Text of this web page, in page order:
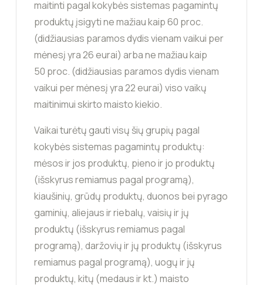
maitinti pagal kokybės sistemas pagamintų
produktų įsigyti ne mažiau kaip 60 proc.
(didžiausias paramos dydis vienam vaikui per
mėnesį yra 26 eurai) arba ne mažiau kaip
50 proc. (didžiausias paramos dydis vienam
vaikui per mėnesį yra 22 eurai) viso vaikų
maitinimui skirto maisto kiekio.
Vaikai turėtų gauti visų šių grupių pagal
kokybės sistemas pagamintų produktų:
mėsos ir jos produktų, pieno ir jo produktų
(išskyrus remiamus pagal programą),
kiaušinių, grūdų produktų, duonos bei pyrago
gaminių, aliejaus ir riebalų, vaisių ir jų
produktų (išskyrus remiamus pagal
programą), daržovių ir jų produktų (išskyrus
remiamus pagal programą), uogų ir jų
produktų, kitų (medaus ir kt.) maisto